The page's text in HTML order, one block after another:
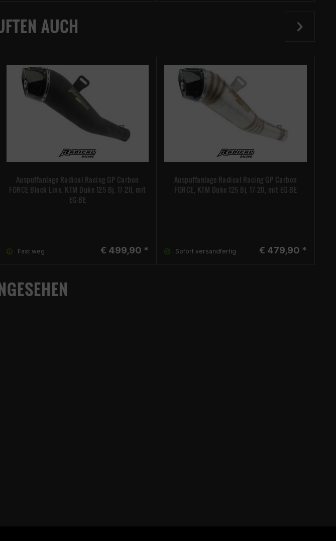
AUCH
Auspuffanlage Radical Racing GP Carbon
FORCE Black Line, KTM Duke 125 Bj. 17-20, mit
EG-BE
Fast weg € 499,90 *
Auspuffanlage Radical Racing GP Carbon
FORCE, KTM Duke 125 Bj. 17-20, mit EG-BE
Sofort versandfertig € 479,90 *